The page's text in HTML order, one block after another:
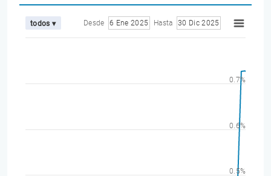
todos ▾ Desde 6 Ene 2025 Hasta 30 Dic 2025
0.5%
0.6%
0.7%